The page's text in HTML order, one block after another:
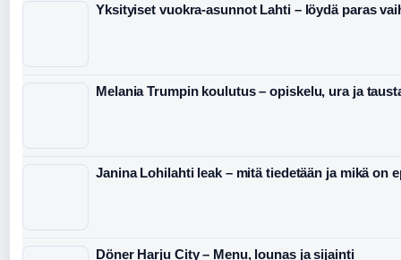
Yksityiset vuokra-asunnot Lahti – löydä paras
Melania Trumpin koulutus – opiskelu, ura ja
Janina Lohilahti leak – mitä tiedetään ja mikä on
Döner Harju City – Menu, lounas ja sijainti